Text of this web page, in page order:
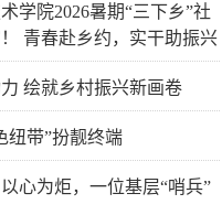
学院2026暑期“三下乡”社
青春赴乡约，实干助振兴
绘就乡村振兴新画卷
纽带”扮靓终端
心为炬，一位基层“哨兵”